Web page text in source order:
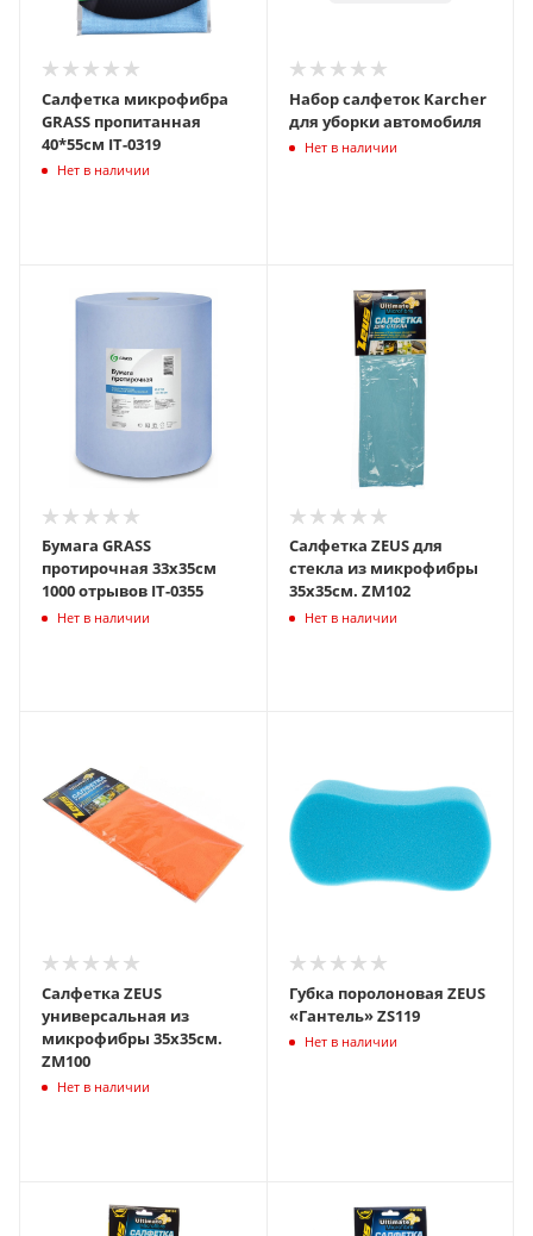
Салфетка микрофибра
GRASS пропитанная
40*55см IT-0319
Нет в наличии
Набор салфеток Karcher
для уборки автомобиля
Нет в наличии
Бумага GRASS
протирочная 33х35см
1000 отрывов IT-0355
Нет в наличии
Салфетка ZEUS для
стекла из микрофибры
35х35см. ZM102
Нет в наличии
Салфетка ZEUS
универсальная из
микрофибры 35х35см.
ZM100
Нет в наличии
Губка поролоновая ZEUS
«Гантель» ZS119
Нет в наличии